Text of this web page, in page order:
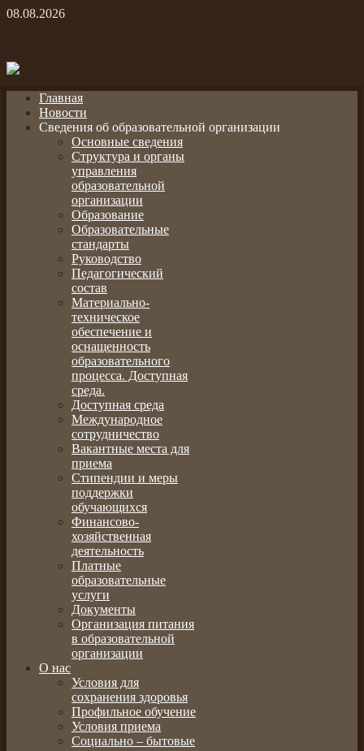
08.08.2026
Главная
Новости
Сведения об образовательной организации
Основные сведения
Структура и органы
управления
образовательной
организации
Образование
Образовательные
стандарты
Руководство
Педагогический
состав
Материально-
техническое
обеспечение и
оснащенность
образовательного
процесса. Доступная
среда.
Доступная среда
Международное
сотрудничество
Вакантные места для
приема
Стипендии и меры
поддержки
обучающихся
Финансово-
хозяйственная
деятельность
Платные
образовательные
услуги
Документы
Организация питания
в образовательной
организации
О нас
Условия для
сохранения здоровья
Профильное обучение
Условия приема
Социально – бытовые